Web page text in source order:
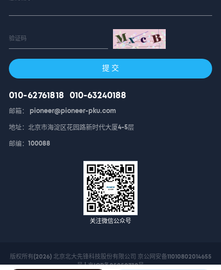
提 交
010-62761818 010-63240188
邮箱： pioneer@pioneer-pku.com
地址：北京市海淀区花园路新时代大厦4-5层
邮编：100088
关注微信公众号
版权所有(2026) 北京北大先锋科技股份有限公司 京公网安备11010802014655
号 |京ICP备05050739号